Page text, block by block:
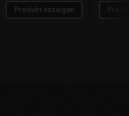
Produkt anzeigen